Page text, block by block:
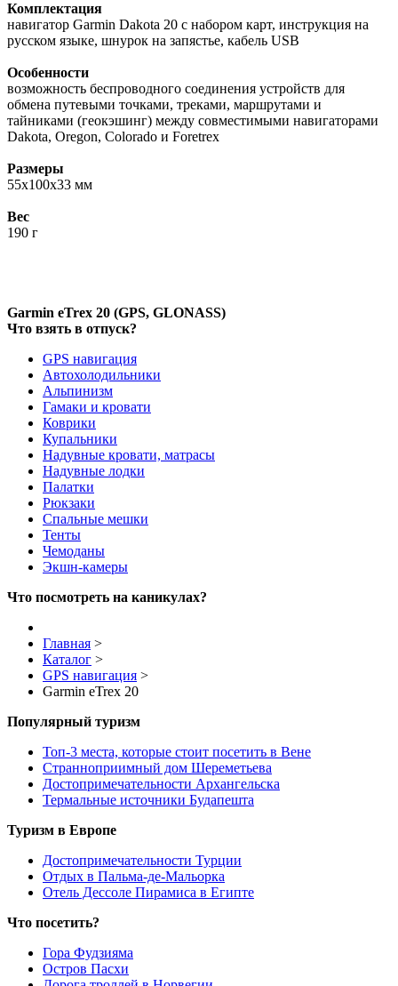
Комплектация
навигатор Garmin Dakota 20 с набором карт, инструкция на
русском языке, шнурок на запястье, кабель USB
Особенности
возможность беспроводного соединения устройств для
обмена путевыми точками, треками, маршрутами и
тайниками (геокэшинг) между совместимыми навигаторами
Dakota, Oregon, Colorado и Foretrex
Размеры
55x100x33 мм
Вес
190 г
Garmin eTrex 20 (GPS, GLONASS)
Что взять в отпуск?
GPS навигация
Автохолодильники
Альпинизм
Гамаки и кровати
Коврики
Купальники
Надувные кровати, матрасы
Надувные лодки
Палатки
Рюкзаки
Спальные мешки
Тенты
Чемоданы
Экшн-камеры
Что посмотреть на каникулах?
Главная >
Каталог >
GPS навигация >
Garmin eTrex 20
Популярный туризм
Топ-3 места, которые стоит посетить в Вене
Странноприимный дом Шереметьева
Достопримечательности Архангельска
Термальные источники Будапешта
Туризм в Европе
Достопримечательности Турции
Отдых в Пальма-де-Мальорка
Отель Дессоле Пирамиса в Египте
Что посетить?
Гора Фудзияма
Остров Пасхи